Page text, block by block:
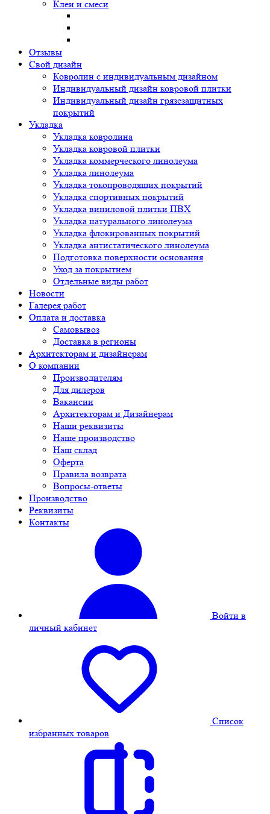
Клеи и смеси
Отзывы
Свой дизайн
Ковролин с индивидуальным дизайном
Индивидуальный дизайн ковровой плитки
Индивидуальный дизайн грязезащитных
покрытий
Укладка
Укладка ковролина
Укладка ковровой плитки
Укладка коммерческого линолеума
Укладка линолеума
Укладка токопроводящих покрытий
Укладка спортивных покрытий
Укладка виниловой плитки ПВХ
Укладка натурального линолеума
Укладка флокированных покрытий
Укладка антистатического линолеума
Подготовка поверхности основания
Уход за покрытием
Отдельные виды работ
Новости
Галерея работ
Оплата и доставка
Самовывоз
Доставка в регионы
Архитекторам и дизайнерам
О компании
Производителям
Для дилеров
Вакансии
Архитекторам и Дизайнерам
Наши реквизиты
Наше производство
Наш склад
Оферта
Правила возврата
Вопросы-ответы
Производство
Реквизиты
Контакты
Войти в
личный кабинет
Cписок
избранных товаров